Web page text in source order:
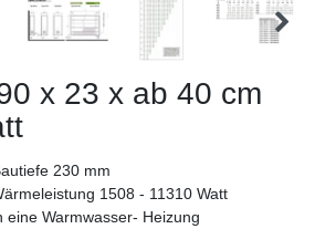
x 23 x ab 40 cm
230 mm
1508 - 11310 Watt
eine Warmwasser- Heizung